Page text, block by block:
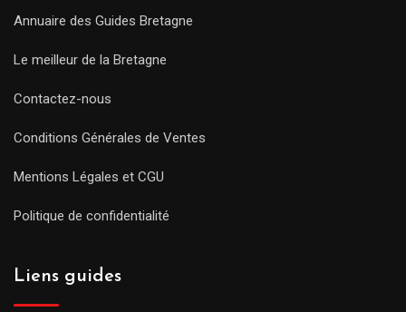
Annuaire des Guides Bretagne
Le meilleur de la Bretagne
Contactez-nous
Conditions Générales de Ventes
Mentions Légales et CGU
Politique de confidentialité
Liens guides